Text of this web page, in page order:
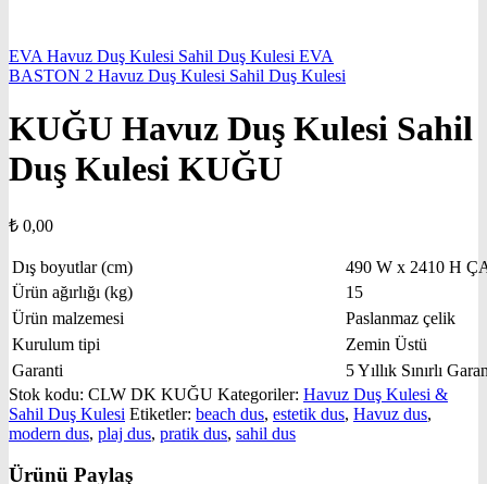
EVA Havuz Duş Kulesi Sahil Duş Kulesi EVA
BASTON 2 Havuz Duş Kulesi Sahil Duş Kulesi
KUĞU Havuz Duş Kulesi Sahil
Duş Kulesi KUĞU
₺ 0,00
Dış boyutlar (cm)
490 W x 2410 H
Ürün ağırlığı (kg)
15
Ürün malzemesi
Paslanmaz çelik
Kurulum tipi
Zemin Üstü
Garanti
5 Yıllık Sınırlı
Stok kodu: CLW DK KUĞU Kategoriler: Havuz Duş Kulesi &
Sahil Duş Kulesi Etiketler: beach dus, estetik dus, Havuz dus,
modern dus, plaj dus, pratik dus, sahil dus
Ürünü Paylaş